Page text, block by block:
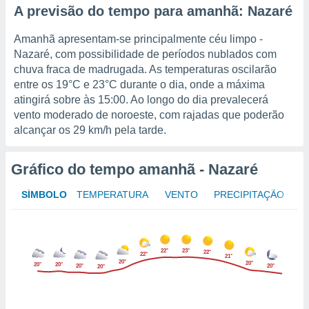
qual se
seu
ou opor-
qualquer
em “
na
ou aceder
A previsão do tempo para amanhã: Nazaré
Amanhã apresentam-se principalmente céu limpo -
Nazaré, com possibilidade de períodos nublados com
chuva fraca de madrugada. As temperaturas oscilarão
entre os 19°C e 23°C durante o dia, onde a máxima
atingirá sobre às 15:00. Ao longo do dia prevalecerá
vento moderado de noroeste, com rajadas que poderão
alcançar os 29 km/h pela tarde.
Gráfico do tempo amanhã - Nazaré
SÍMBOLO TEMPERATURA VENTO PRECIPITAÇÃO
20° 20° 20° 20°
20°
22°
22° 23° 22°
21°
20°
20°